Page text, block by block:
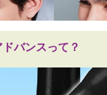
バンスって？